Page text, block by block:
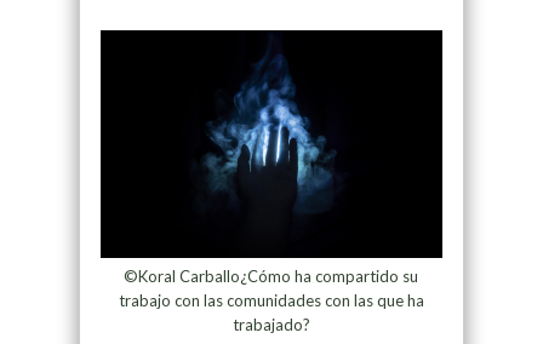
©Koral Carballo¿Cómo ha compartido su
trabajo con las comunidades con las que ha
trabajado?